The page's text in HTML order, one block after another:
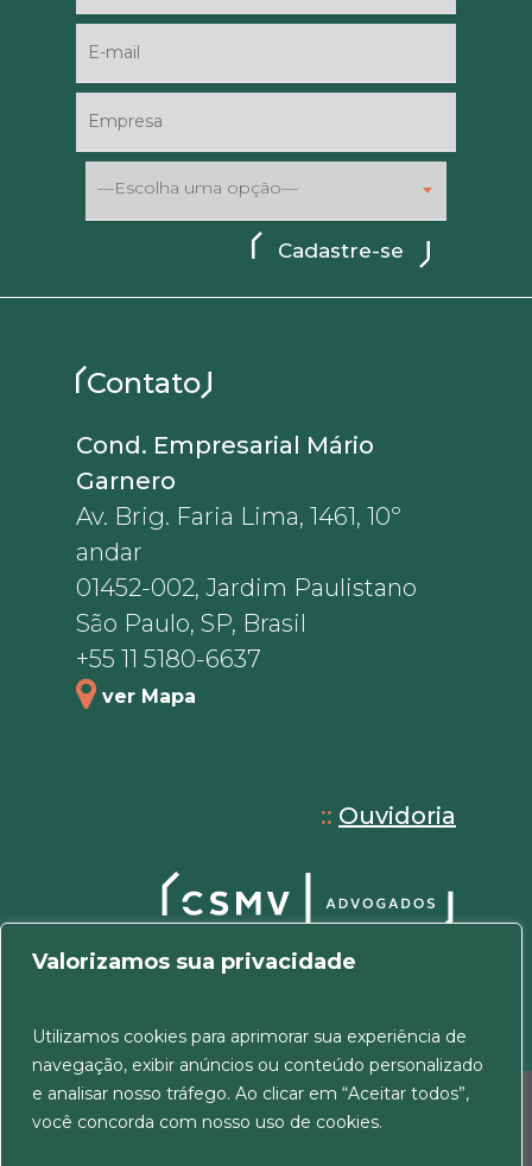
Valorizamos sua privacidade
Utilizamos cookies para aprimorar sua experiência de
navegação, exibir anúncios ou conteúdo personalizado
e analisar nosso tráfego. Ao clicar em “Aceitar todos”,
você concorda com nosso uso de cookies.
—Escolha uma opção—
Contato
Cond. Empresarial Mário
Garnero
Av. Brig. Faria Lima, 1461, 10º
andar
01452-002, Jardim Paulistano
São Paulo, SP, Brasil
+55 11 5180-6637
ver Mapa
:: Ouvidoria
© 2026 CSMV Advogados. Todos os direitos